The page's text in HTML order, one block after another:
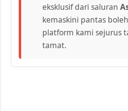
eksklusif dari saluran
kemaskini pantas
platform kami sejurus
tamat.